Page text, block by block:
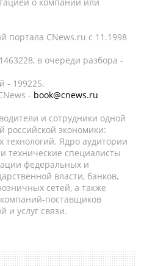
портала CNews.ru c 11.1998
в очереди разбора -
- 199225.
- book@cnews.ru
и сотрудники одной
российской экономики:
Ядро аудитории
технические специалисты
федеральных и
власти, банков,
сетей, а также
поставщиков
и услуг связи.